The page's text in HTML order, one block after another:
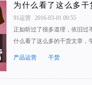
为什么看了这么多
91运营
2016-03-01 00:55
正如听过了很多道理，依旧过
什么看了这么多的干货文章
产品运营 干货